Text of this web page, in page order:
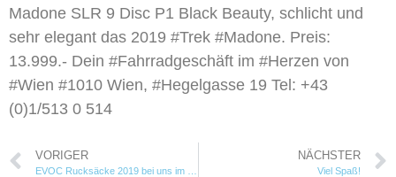
Madone SLR 9 Disc P1 Black Beauty, schlicht und
sehr elegant das 2019 #Trek #Madone. Preis:
13.999.- Dein #Fahrradgeschäft im #Herzen von
#Wien #1010 Wien, #Hegelgasse 19 Tel: +43
(0)1/513 0 514
VORIGER NÄCHSTER
Viel Spaß!